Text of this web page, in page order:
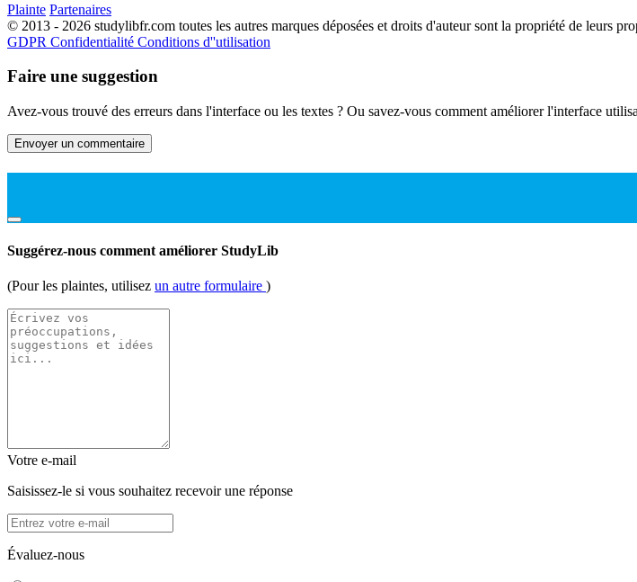
Plainte Partenaires
© 2013 - 2026 studylibfr.com toutes les autres marques déposées et droits d'auteur sont la propriété de leurs
GDPR Confidentialité Conditions d''utilisation
Faire une suggestion
Avez-vous trouvé des erreurs dans l'interface ou les textes ? Ou savez-vous comment améliorer l'interface
Envoyer un commentaire
Suggérez-nous comment améliorer StudyLib
(Pour les plaintes, utilisez un autre formulaire )
Votre e-mail
Saisissez-le si vous souhaitez recevoir une réponse
Évaluez-nous